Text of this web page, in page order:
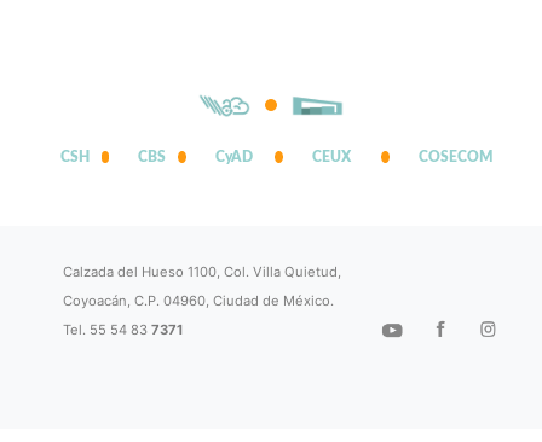
CSH CBS CyAD CEUX COSECOM
Calzada del Hueso 1100, Col. Villa Quietud,
Coyoacán, C.P. 04960, Ciudad de México.
Tel. 55 54 837371